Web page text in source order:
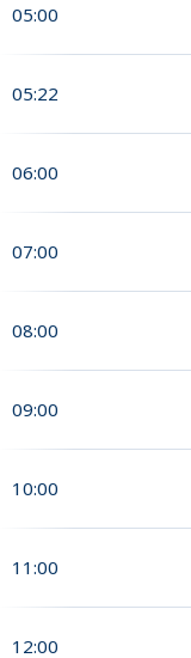
05:00
05:22
06:00
07:00
08:00
09:00
10:00
11:00
12:00